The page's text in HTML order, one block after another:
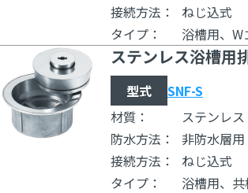
接続方法：
ねじ込式
タイプ：
浴槽用、
ステンレス浴槽用
型式
SNF-S
材質：
ステンレス
防水方法：
非防水層用
接続方法：
ねじ込式
タイプ：
浴槽用、